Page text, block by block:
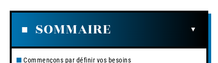
SOMMAIRE
Commençons par définir vos besoins